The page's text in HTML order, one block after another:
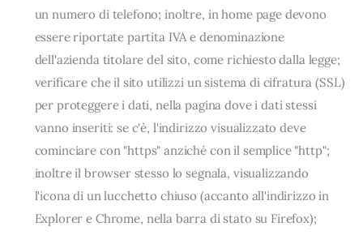
un numero di telefono; inoltre, in home page devono
essere riportate partita IVA e denominazione
dell'azienda titolare del sito, come richiesto dalla legge;
verificare che il sito utilizzi un sistema di cifratura (SSL)
per proteggere i dati, nella pagina dove i dati stessi
vanno inseriti: se c'è, l'indirizzo visualizzato deve
cominciare con "https" anziché con il semplice "http";
inoltre il browser stesso lo segnala, visualizzando
l'icona di un lucchetto chiuso (accanto all'indirizzo in
Explorer e Chrome, nella barra di stato su Firefox);